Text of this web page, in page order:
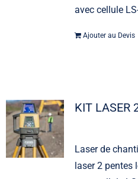
avec cellule
Ajouter au Devis
KIT LASER
Laser de
laser 2 pentes